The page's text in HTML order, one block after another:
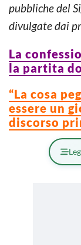
pubbliche del
divulgate dai
La
la partita
“La cosa
essere un
discorso